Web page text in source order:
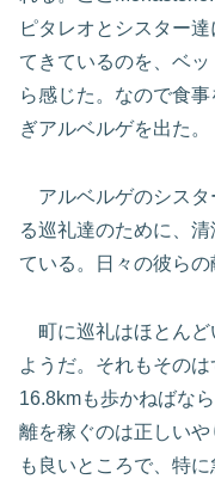
ピタレオとシスター
てきているのを、ベ
ら感じた。なので食
ぎアルベルゲを出た。
アルベルゲのシスタ
る巡礼達のために、
ている。日々の彼らの
町に巡礼はほとんど
ようだ。それもその
16.8kmも歩かねばな
離を稼ぐのは正しい
も良いところで、特